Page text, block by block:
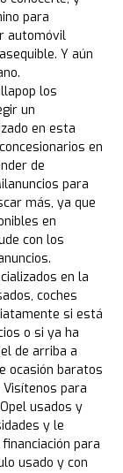
para
automóvil
Y aún
los
un
en esta
en
de
para
más, ya que
en
con los
en la
coches
si está
o si ya ha
de arriba a
ocasión baratos
para
usados y
y le
para
usado y con